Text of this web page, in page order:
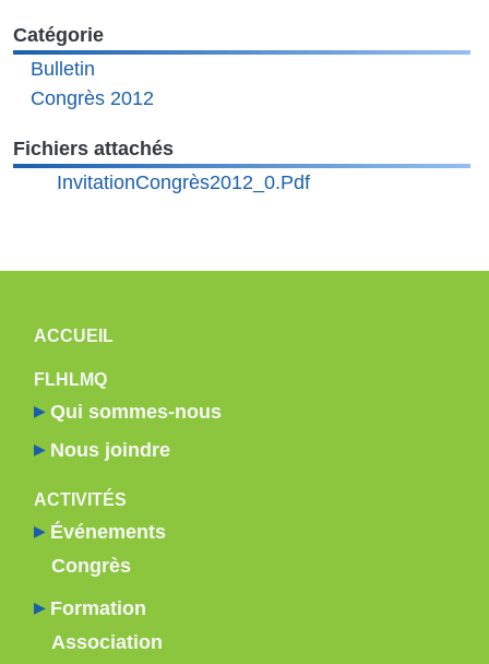
Catégorie
Bulletin
Congrès 2012
Fichiers attachés
Document
InvitationCongrès2012_0.pdf
NAVIGATION PRINCIPALE
ACCUEIL
FLHLMQ
Qui sommes-nous
Nous joindre
ACTIVITÉS
Événements
Congrès
Formation
Association